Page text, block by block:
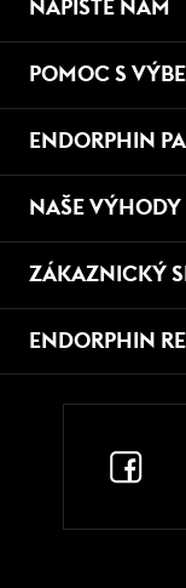
NAPÍŠTE NÁM
POMOC S
ENDORPHIN
NAŠE VÝHODY
ZÁKAZNICKÝ
ENDORPHIN